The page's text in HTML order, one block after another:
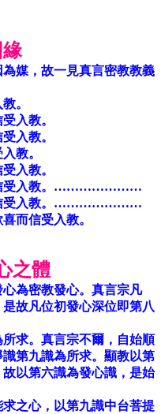
媒，故一見真言密教教義
。
入教。
入教。
教。
入教。
信受入教。…………………
信受入教。…………………
而信受入教。
之體
為密教發心。真言宗凡
故凡位初發心深位即第八
求。真言宗不爾，自始順
第九識為所求。顯教以第
以第六識為發心識，是始
之心，以第九識中台菩提